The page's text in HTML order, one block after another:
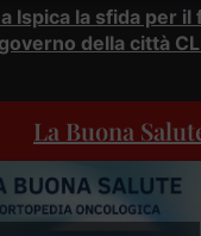
Ispica la sfida per
della città
La Buona